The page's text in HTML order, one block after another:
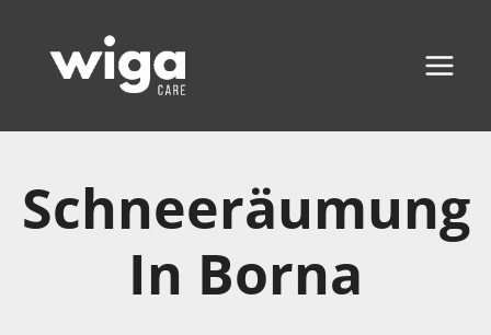
Inhalt
springen
Schneeräumung
In Borna